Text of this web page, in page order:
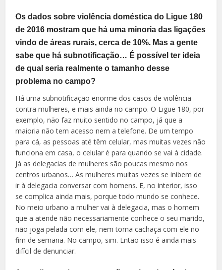
Os dados sobre violência doméstica do Ligue 180
de 2016 mostram que há uma minoria das ligações
vindo de áreas rurais, cerca de 10%. Mas a gente
sabe que há subnotificação… É possível ter ideia
de qual seria realmente o tamanho desse
problema no campo?
Há uma subnotificação enorme dos casos de violência
contra mulheres, e mais ainda no campo. O Ligue 180, por
exemplo, não faz muito sentido no campo, já que a
maioria não tem acesso nem a telefone. De um tempo
para cá, as pessoas até têm celular, mas muitas vezes não
funciona em casa, o celular é para quando se vai à cidade.
Já as delegacias de mulheres são poucas mesmo nos
centros urbanos… As mulheres muitas vezes se inibem de
ir à delegacia conversar com homens. E, no interior, isso
se complica ainda mais, porque todo mundo se conhece.
No meio urbano a mulher vai à delegacia, mas o homem
que a atende não necessariamente conhece o seu marido,
não joga pelada com ele, nem toma cachaça com ele no
fim de semana. No campo, sim. Então isso é ainda mais
difícil de denunciar.